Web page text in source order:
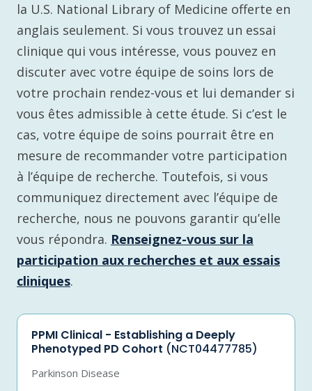
la U.S. National Library of Medicine offerte en
anglais seulement. Si vous trouvez un essai
clinique qui vous intéresse, vous pouvez en
discuter avec votre équipe de soins lors de
votre prochain rendez-vous et lui demander si
vous êtes admissible à cette étude. Si c’est le
cas, votre équipe de soins pourrait être en
mesure de recommander votre participation
à l’équipe de recherche. Toutefois, si vous
communiquez directement avec l’équipe de
recherche, nous ne pouvons garantir qu’elle
vous répondra. Renseignez-vous sur la
participation aux recherches et aux essais
cliniques.
PPMI Clinical - Establishing a Deeply
Phenotyped PD Cohort (NCT04477785)
Parkinson Disease